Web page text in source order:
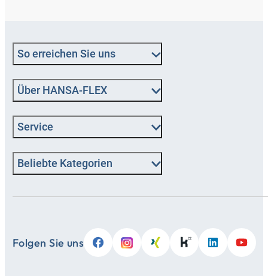
So erreichen Sie uns
Über HANSA‑FLEX
Service
Beliebte Kategorien
Folgen Sie uns